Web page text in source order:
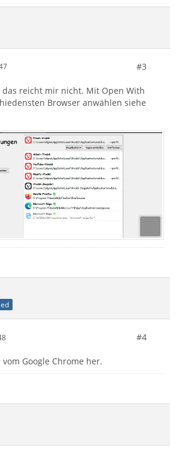
#3
das reicht mir nicht. Mit Open With
Browser anwählen siehe
#4
vom Google Chrome her.